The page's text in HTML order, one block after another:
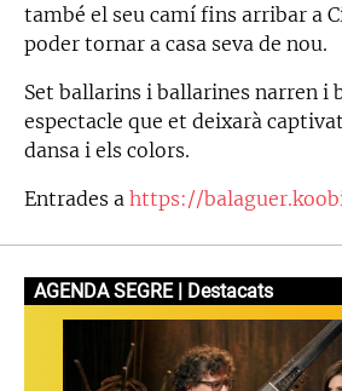
també el seu camí fins arribar a
poder tornar a casa seva de nou.
Set ballarins i ballarines narren i
espectacle que et deixarà
dansa i els colors.
Entrades a https://
AGENDA SEGRE | Destacats